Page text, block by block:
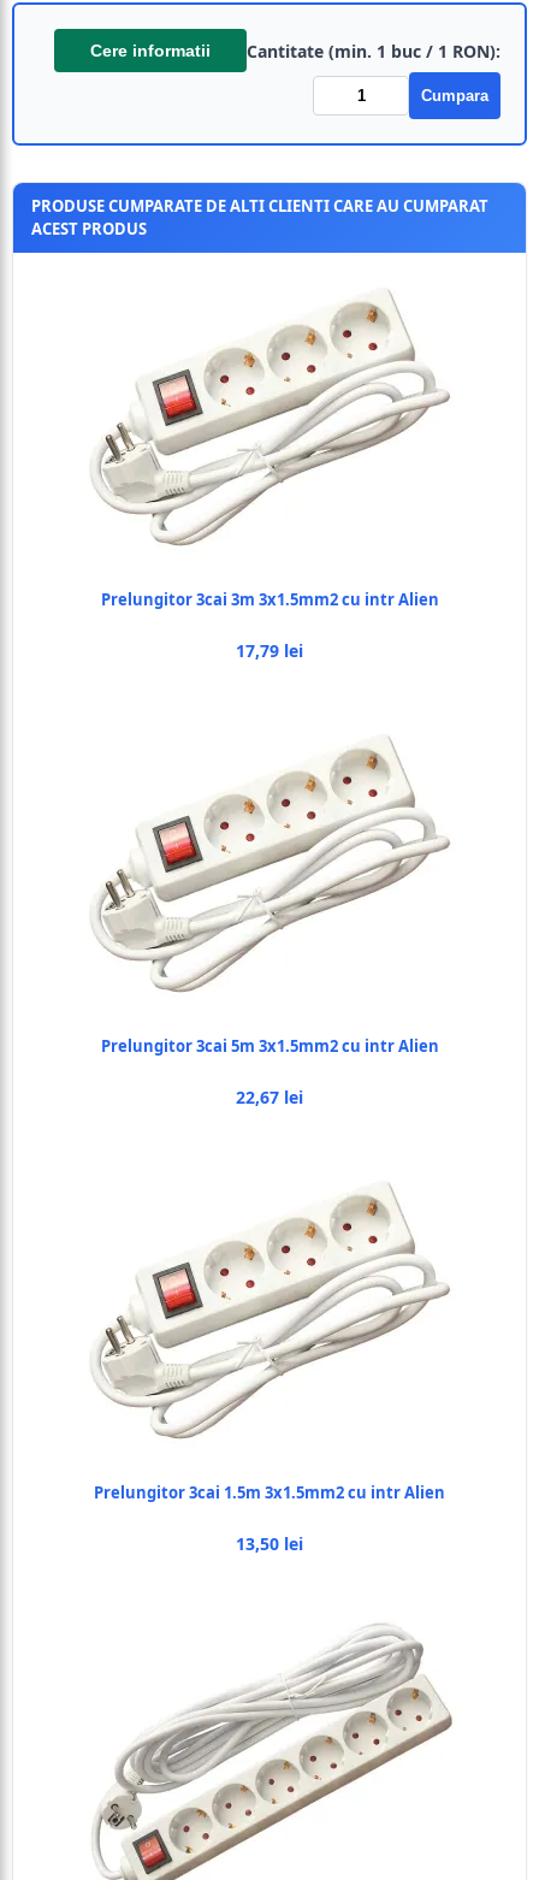
Cere informatii Cantitate (min. 1 buc / 1 RON):
Cumpara
PRODUSE CUMPARATE DE ALTI CLIENTI CARE AU CUMPARAT
ACEST PRODUS
Prelungitor 3cai 3m 3x1.5mm2 cu intr Alien
17,79 lei
Prelungitor 3cai 5m 3x1.5mm2 cu intr Alien
22,67 lei
Prelungitor 3cai 1.5m 3x1.5mm2 cu intr Alien
13,50 lei